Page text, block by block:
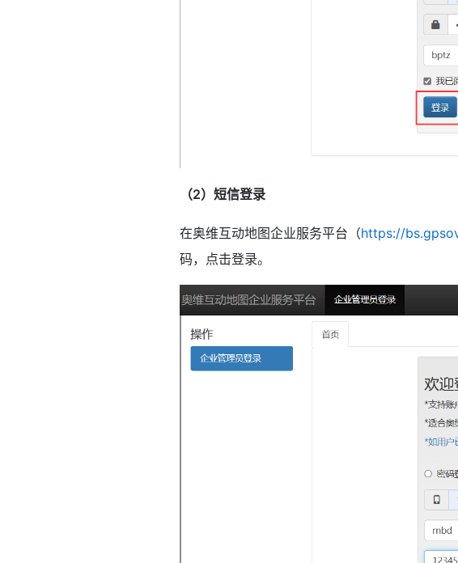
（2）短信登录
在奥维互动地图企业服务平台（https://
码，点击登录。